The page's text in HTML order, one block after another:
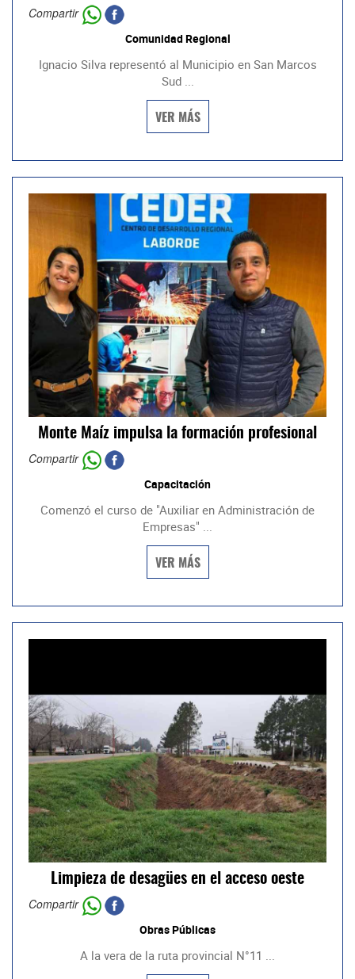
Compartir
Comunidad Regional
Ignacio Silva representó al Municipio en San Marcos
Sud ...
VER MÁS
Monte Maíz impulsa la formación profesional
Compartir
Capacitación
Comenzó el curso de "Auxiliar en Administración de
Empresas" ...
VER MÁS
Limpieza de desagües en el acceso oeste
Compartir
Obras Públicas
A la vera de la ruta provincial N°11 ...